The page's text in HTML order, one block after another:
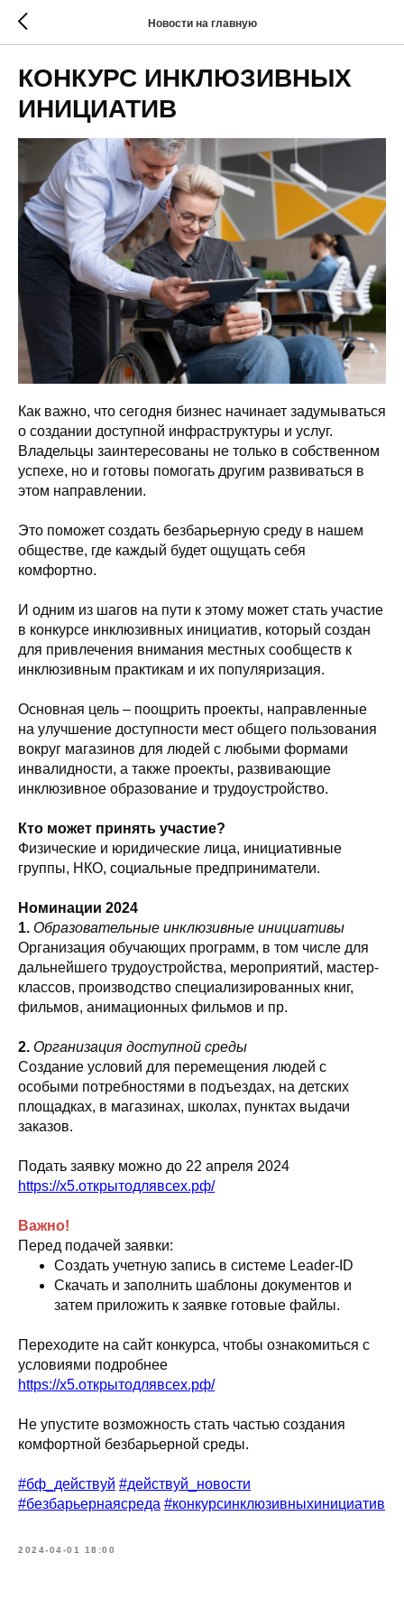
Новости на главную
КОНКУРС ИНКЛЮЗИВНЫХ
ИНИЦИАТИВ
Как важно, что сегодня бизнес начинает задумываться
о создании доступной инфраструктуры и услуг.
Владельцы заинтересованы не только в собственном
успехе, но и готовы помогать другим развиваться в
этом направлении.
Это поможет создать безбарьерную среду в нашем
обществе, где каждый будет ощущать себя
комфортно.
И одним из шагов на пути к этому может стать участие
в конкурсе инклюзивных инициатив, который создан
для привлечения внимания местных сообществ к
инклюзивным практикам и их популяризация.
Основная цель – поощрить проекты, направленные
на улучшение доступности мест общего пользования
вокруг магазинов для людей с любыми формами
инвалидности, а также проекты, развивающие
инклюзивное образование и трудоустройство.
Кто может принять участие?
Физические и юридические лица, инициативные
группы, НКО, социальные предприниматели.
Номинации 2024
1. Образовательные инклюзивные инициативы
Организация обучающих программ, в том числе для
дальнейшего трудоустройства, мероприятий, мастер-
классов, производство специализированных книг,
фильмов, анимационных фильмов и пр.
2. Организация доступной среды
Создание условий для перемещения людей с
особыми потребностями в подъездах, на детских
площадках, в магазинах, школах, пунктах выдачи
заказов.
Подать заявку можно до 22 апреля 2024
https://х5.открытодлявсех.рф/
Важно!
Перед подачей заявки:
Создать учетную запись в системе Leader-ID
Скачать и заполнить шаблоны документов и
затем приложить к заявке готовые файлы.
Переходите на сайт конкурса, чтобы ознакомиться с
условиями подробнее
https://х5.открытодлявсех.рф/
Не упустите возможность стать частью создания
комфортной безбарьерной среды.
#бф_действуй #действуй_новости
#безбарьернаясреда #конкурсинклюзивныхинициатив
2024-04-01 18:00